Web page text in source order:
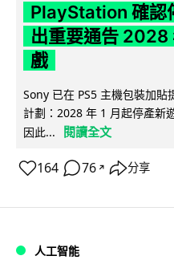
PlayStation 確認
出重要通告 2028
戲
Sony 已在 PS5 主機包裝加
計劃：2028 年 1 月起停產新
因此...
閱讀全文
164 76 ↗ 分享
人工智能